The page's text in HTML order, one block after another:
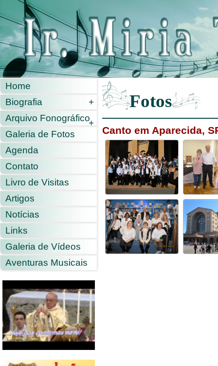
Home
Biografia
+
Arquivo Fonográfico+
Galeria de Fotos
Agenda
Contato
Livro de Visitas
Artigos
Notícias
Links
Galeria de Vídeos
Aventuras Musicais
Fotos
Canto em Aparecida,